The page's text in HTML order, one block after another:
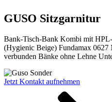
GUSO Sitzgarnitur
Bank-Tisch-Bank Kombi mit
(Hygienic Beige) Fundamax
verbunden Bänke ohne Lehne
Jetzt Kontakt aufnehmen